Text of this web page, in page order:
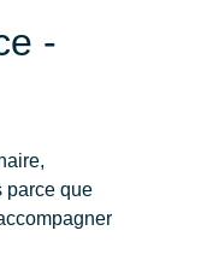
-
parce que